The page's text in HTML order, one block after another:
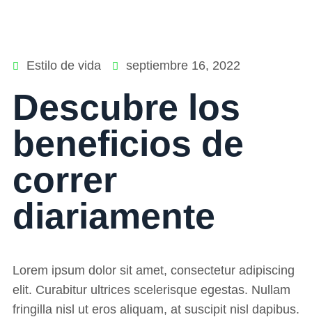
Estilo de vida septiembre 16, 2022
Descubre los
beneficios de
correr
diariamente
Lorem ipsum dolor sit amet, consectetur adipiscing
elit. Curabitur ultrices scelerisque egestas. Nullam
fringilla nisl ut eros aliquam, at suscipit nisl dapibus.